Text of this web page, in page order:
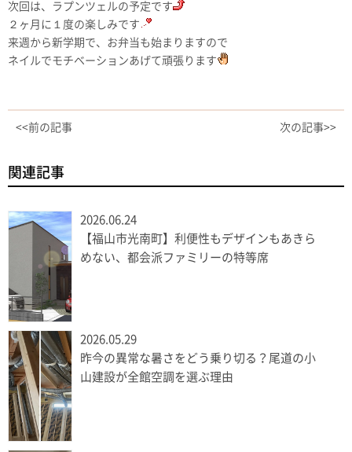
次回は、ラプンツェルの予定です
２ヶ月に１度の楽しみです
来週から新学期で、お弁当も始まりますので
ネイルでモチベーションあげて頑張ります
<<前の記事 次の記事>>
関連記事
2026.06.24
【福山市光南町】利便性もデザインもあきら
めない、都会派ファミリーの特等席
2026.05.29
昨今の異常な暑さをどう乗り切る？尾道の小
山建設が全館空調を選ぶ理由